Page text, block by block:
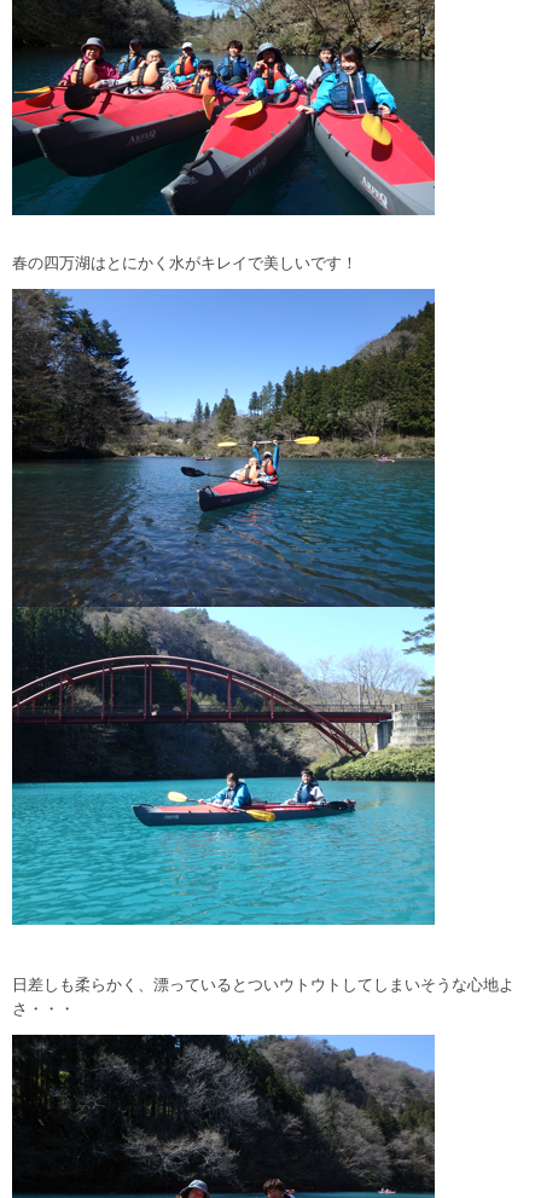
春の四万湖はとにかく水がキレイで美しいです！
日差しも柔らかく、漂っているとついウトウトしてしまいそうな心地よ
さ・・・